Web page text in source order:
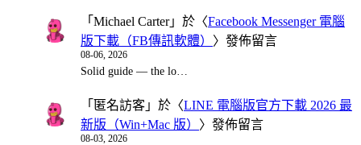
「 Michael Carter」於〈Facebook Messenger 電腦
版下載（FB傳訊軟體） 〉發佈留言
08-06, 2026
Solid guide — the lo…
「 匿名訪客 」於〈LINE 電腦版官方下載 2026 最
新版（Win+Mac 版） 〉發佈留言
08-03, 2026